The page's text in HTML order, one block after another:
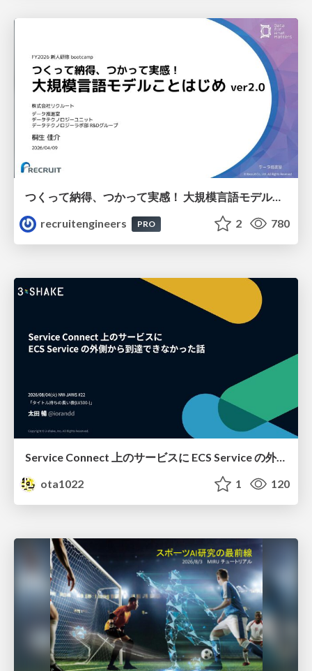
つくって納得、つかって実感！ 大規模言語モデルことはじめ ver2.0
recruitengineers
PRO 2 780
Service Connect 上のサービスに ECS Service の外側から到達できなかった話
ota1022
1 120